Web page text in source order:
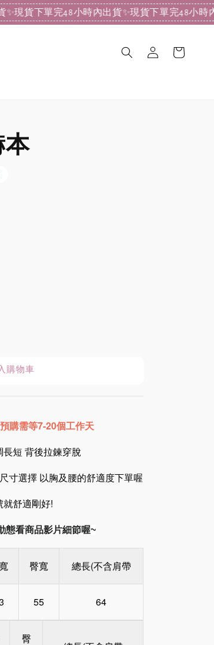
單完48小時內出貨✨現貨下單完48小時內出貨✨
本
購物車
預購需等7-20個工作天
短 背後拉鍊穿脫
寸選擇 以胸及腰的舒適度下單喔
舒適剛好!
態看商品影片細節喔~
臀寬 總長(不含肩帶
55 64
臀